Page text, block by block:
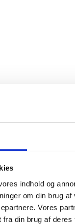
indhold og
om din brug
Vores
din brug af deres